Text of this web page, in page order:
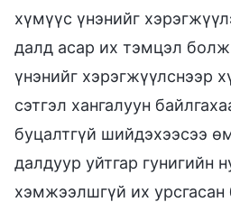
хүмүүс үнэнийг
далд асар их тэмцэл болж
үнэнийг хэрэгжүүлснээр
сэтгэл хангалуун
буцалтгүй шийдэхээсээ
далдуур уйтгар гунигийн
хэмжээлшгүй их урсгасан